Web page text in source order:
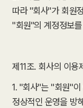
따라 "회사"가 회원
"회원"의 계정정보
제11조. 회사의 이용
1. "회사"는 "회원"이
정상적인 운영을 방